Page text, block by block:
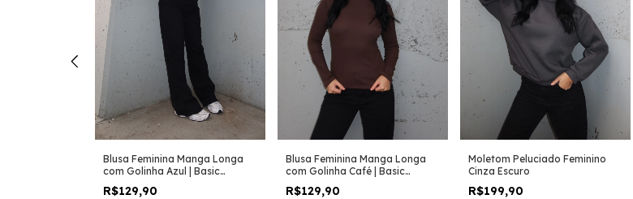
Blusa Feminina Manga Longa
com Golinha Azul | Basic
R$129,90
Blusa Feminina Manga Longa
com Golinha Café | Basic
R$129,90
Moletom Peluciado Feminino
Cinza Escuro
R$199,90